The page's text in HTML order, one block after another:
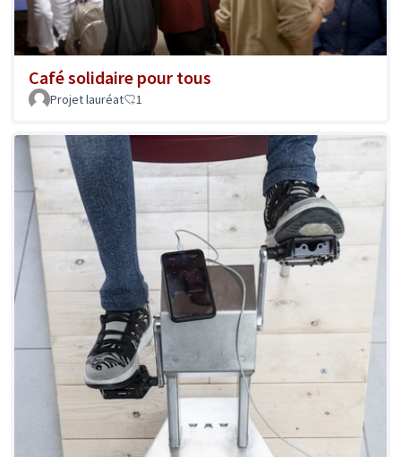
Café solidaire pour tous
Projet lauréat 1